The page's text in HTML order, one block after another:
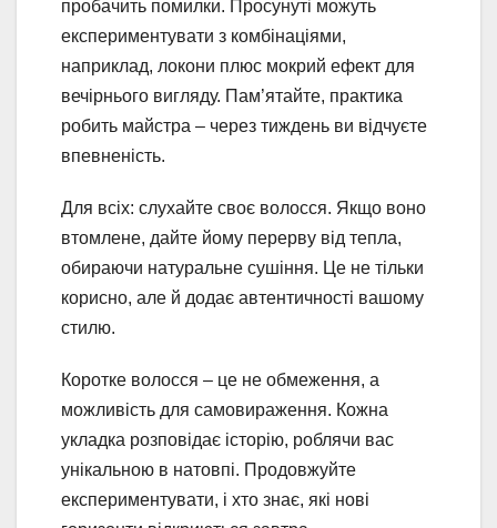
пробачить помилки. Просунуті можуть
експериментувати з комбінаціями,
наприклад, локони плюс мокрий ефект для
вечірнього вигляду. Пам’ятайте, практика
робить майстра – через тиждень ви відчуєте
впевненість.
Для всіх: слухайте своє волосся. Якщо воно
втомлене, дайте йому перерву від тепла,
обираючи натуральне сушіння. Це не тільки
корисно, але й додає автентичності вашому
стилю.
Коротке волосся – це не обмеження, а
можливість для самовираження. Кожна
укладка розповідає історію, роблячи вас
унікальною в натовпі. Продовжуйте
експериментувати, і хто знає, які нові